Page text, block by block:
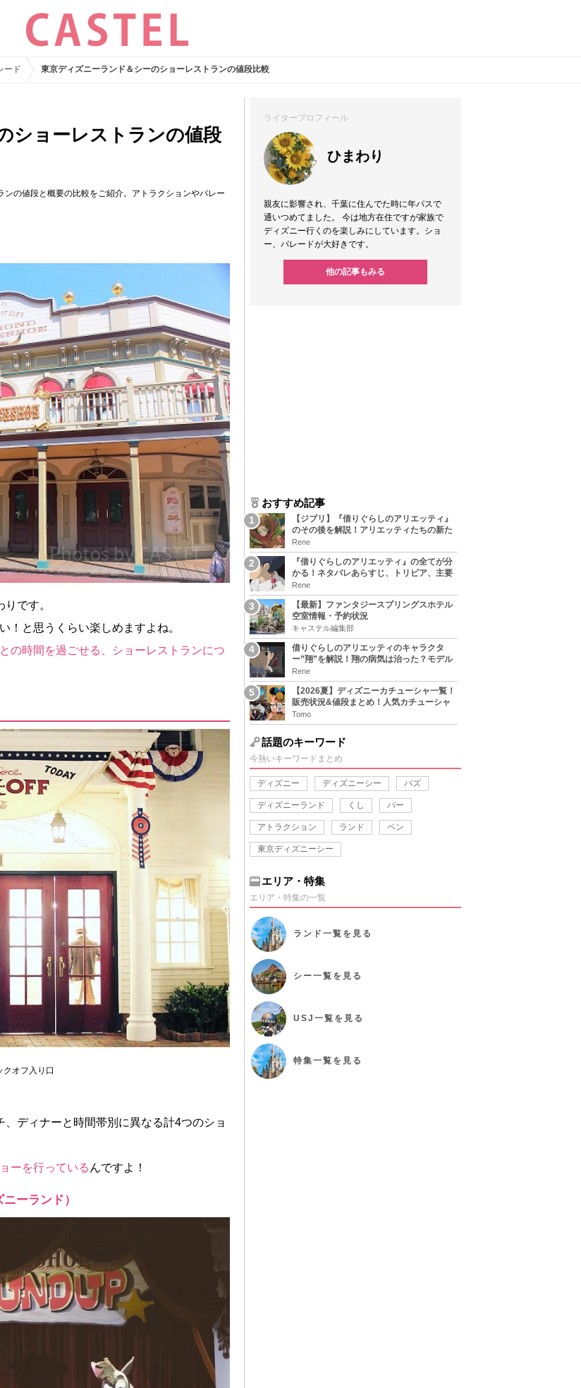
ード 東京ディズニーランド＆シーのショーレストランの値段比較
ショーレストランの値段
の値段と概要の比較をご紹介。アトラクションやパレー
です。
！と思うくらい楽しめますよね。
の時間を過ごせる、ショーレストランにつ
クオフ入り口
、ディナーと時間帯別に異なる計4つのショ
ーを行っている んですよ！
ーランド）
ライタープロフィール
ひまわり
親友に影響され、千葉に住んでた時に年パスで
通いつめてました。 今は地方在住ですが家族で
ディズニー行くのを楽しみにしています。ショ
ー、パレードが大好きです。
他の記事もみる
おすすめ記事
【ジブリ】『借りぐらしのアリエッティ』
のその後を解説！アリエッティたちの新た
な住処は？翔の病気は治る？
Rene
『借りぐらしのアリエッティ』の全てが分
かる！ネタバレあらすじ、トリビア、主要
キャラまとめ！
Rene
【最新】ファンタジースプリングスホテル
空室情報・予約状況
キャステル編集部
借りぐらしのアリエッティのキャラクタ
ー”翔”を解説！翔の病気は治った？モデル
は誰？
Rene
【2026夏】ディズニーカチューシャ一覧！
販売状況&値段まとめ！人気カチューシャ
をチェック
Tomo
話題のキーワード
今熱いキーワードまとめ
ディズニー ディズニーシー バズ
ディズニーランド くし バー
アトラクション ランド ペン
東京ディズニーシー
エリア・特集
エリア・特集の一覧
ランド 一覧を見る
シー一覧を見る
USJ 一覧を見る
特集一覧を見る